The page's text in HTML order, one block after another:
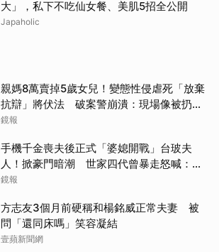
大」，私下不吃仙女餐、美肌5招全公開
Japaholic
親媽8萬賣掉5歲女兒！變態性侵虐死「放棄
抗辯」將伏法 破案警崩潰：現場像被扔掉
的洋娃娃
鏡報
手機千金喪夫後正式「婆媳開戰」台玻夫
人！掀豪門暗潮 世家四代曾暴走怒喊：我
只是一個年輕人
鏡報
方志友3個月前硬稱和楊銘威正常夫妻 被
問「還同床嗎」笑容凝結
壹蘋新聞網